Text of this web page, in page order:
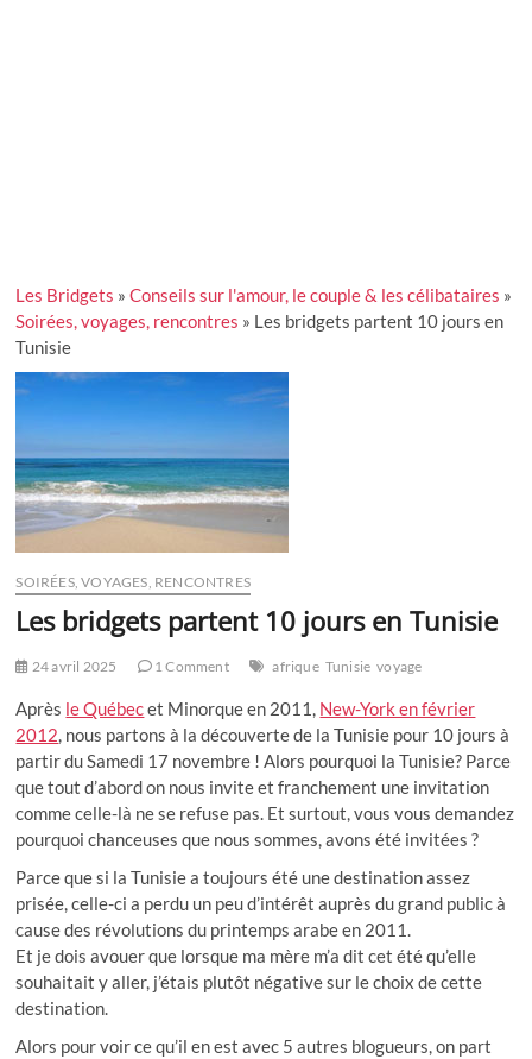
Les Bridgets »Conseils sur l'amour, le couple & les célibataires »
Soirées, voyages, rencontres » Les bridgets partent 10 jours en
Tunisie
SOIRÉES, VOYAGES, RENCONTRES
Les bridgets partent 10 jours en Tunisie
24 avril 2025 1 Comment afrique Tunisie voyage
Après le Québecet Minorque en 2011, New-York en février
2012, nous partons à la découverte de la Tunisie pour 10 jours à
partir du Samedi 17 novembre ! Alors pourquoi la Tunisie? Parce
que tout d’abord on nous invite et franchement une invitation
comme celle-là ne se refuse pas. Et surtout, vous vous demandez
pourquoi chanceuses que nous sommes, avons été invitées ?
Parce que si la Tunisie a toujours été une destination assez
prisée, celle-ci a perdu un peu d’intérêt auprès du grand public à
cause des révolutions du printemps arabe en 2011.
Et je dois avouer que lorsque ma mère m’a dit cet été qu’elle
souhaitait y aller, j’étais plutôt négative sur le choix de cette
destination.
Alors pour voir ce qu’il en est avec 5 autres blogueurs, on part